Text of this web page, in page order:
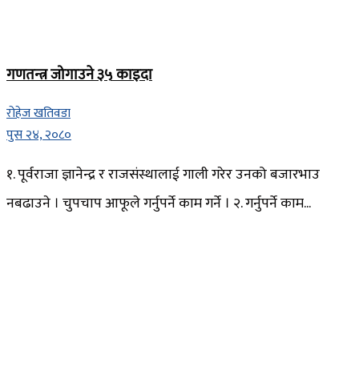
गणतन्त्र जोगाउने ३५ काइदा
रोहेज खतिवडा
पुस २४, २०८०
१. पूर्वराजा ज्ञानेन्द्र र राजसंस्थालाई गाली गरेर उनको बजारभाउ
नबढाउने । चुपचाप आफूले गर्नुपर्ने काम गर्ने । २. गर्नुपर्ने काम...